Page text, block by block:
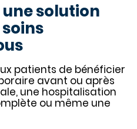
une solution
patients de bénéficier
avant ou après
une hospitalisation
ou même une